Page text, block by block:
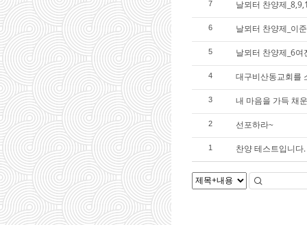
7 날뫼터 찬양제
6 날뫼터 찬양제_이
5 날뫼터 찬양제_6여
4 대구비산동교회를
3 내 마음을 가득 채운
2 선포하라~
1 찬양 테스트입니다.